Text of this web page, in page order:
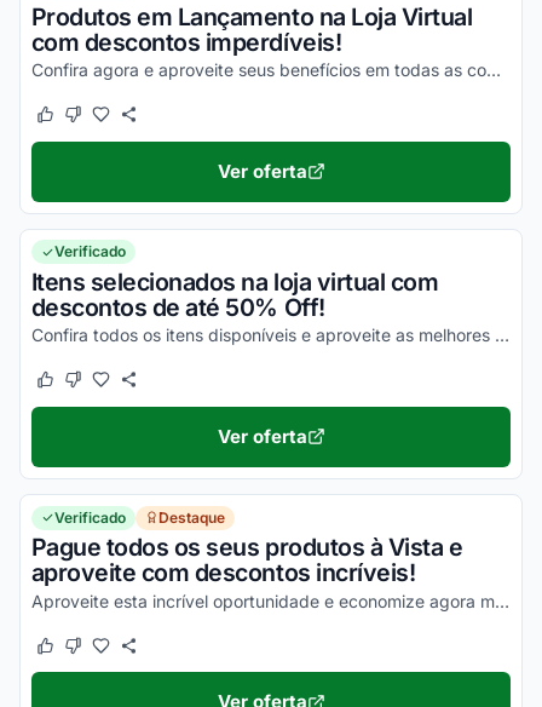
Produtos em Lançamento na Loja Virtual
com descontos imperdíveis!
Confira agora e aproveite seus benefícios em todas as compras por tempo limitado!
Este cupom funcionou
Este cupom não funcionou
Ver oferta
Verificado
Itens selecionados na loja virtual com
descontos de até 50% Off!
Confira todos os itens disponíveis e aproveite as melhores promoções na Bike Point!
Este cupom funcionou
Este cupom não funcionou
Ver oferta
Verificado Destaque
Pague todos os seus produtos à Vista e
aproveite com descontos incríveis!
Aproveite esta incrível oportunidade e economize agora mesmo!
Este cupom funcionou
Este cupom não funcionou
Ver oferta